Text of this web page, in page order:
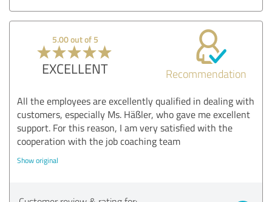
5.00 out of 5
EXCELLENT Recommendation
All the employees are excellently qualified in dealing with
customers, especially Ms. Häßler, who gave me excellent
support. For this reason, I am very satisfied with the
cooperation with the job coaching team
Show original